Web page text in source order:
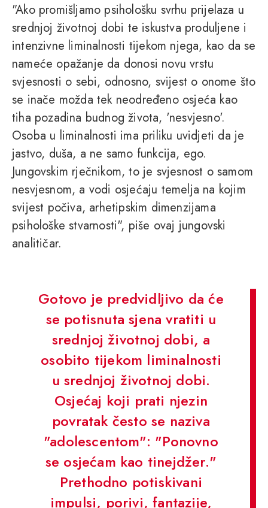
"Ako promišljamo psihološku svrhu prijelaza u
srednjoj životnoj dobi te iskustva produljene i
intenzivne liminalnosti tijekom njega, kao da se
nameće opažanje da donosi novu vrstu
svjesnosti o sebi, odnosno, svijest o onome što
se inače možda tek neodređeno osjeća kao
tiha pozadina budnog života, 'nesvjesno'.
Osoba u liminalnosti ima priliku uvidjeti da je
jastvo, duša, a ne samo funkcija, ego.
Jungovskim rječnikom, to je svjesnost o samom
nesvjesnom, a vodi osjećaju temelja na kojim
svijest počiva, arhetipskim dimenzijama
psihološke stvarnosti", piše ovaj jungovski
analitičar.
Gotovo je predvidljivo da će
se potisnuta sjena vratiti u
srednjoj životnoj dobi, a
osobito tijekom liminalnosti
u srednjoj životnoj dobi.
Osjećaj koji prati njezin
povratak često se naziva
"adolescentom": "Ponovno
se osjećam kao tinejdžer."
Prethodno potiskivani
impulsi, porivi, fantazije,